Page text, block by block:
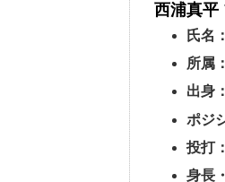
西浦真平
氏名：
所属：
出身：
ポジ
投打：
身長